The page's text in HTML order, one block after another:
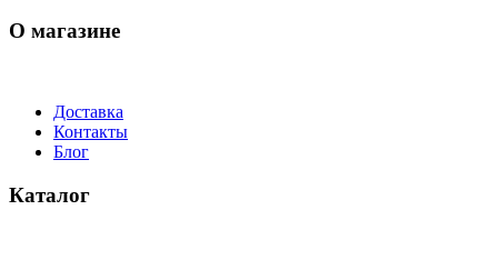
О магазине
Доставка
Контакты
Блог
Каталог